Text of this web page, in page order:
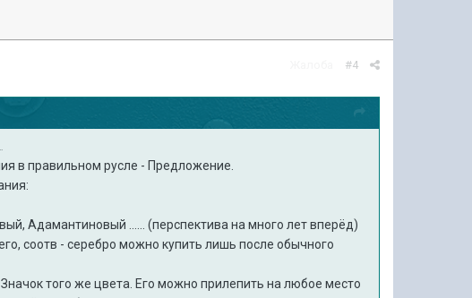
#4
в правильном русле - Предложение.
Адамантиновый ...... (перспектива на много лет вперёд)
соотв - серебро можно купить лишь после обычного
того же цвета. Его можно прилепить на любое место